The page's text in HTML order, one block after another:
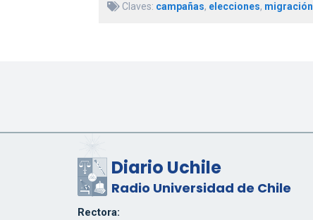
Claves: campañas, elecciones, migración
Diario Uchile
Radio Universidad de Chile
Rectora: